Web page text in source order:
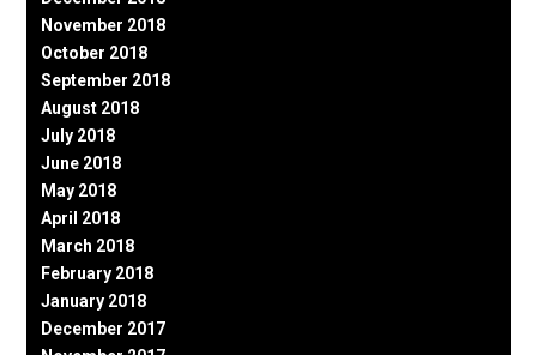
November 2018
October 2018
September 2018
August 2018
July 2018
June 2018
May 2018
April 2018
March 2018
February 2018
January 2018
December 2017